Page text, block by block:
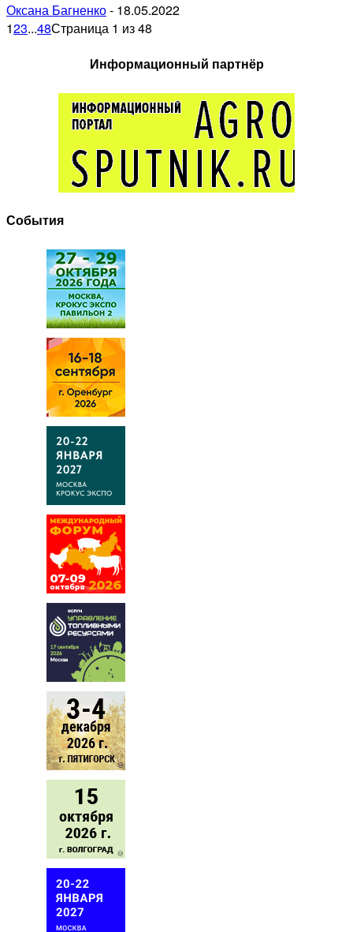
Оксана Багненко- 18.05.2022
123...48Страница 1 из 48
Информационный партнёр
События